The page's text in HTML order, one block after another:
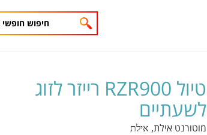
טיול RZR900 רייזר לזוג
לשעתיים
מוטורנט אילת, אילת